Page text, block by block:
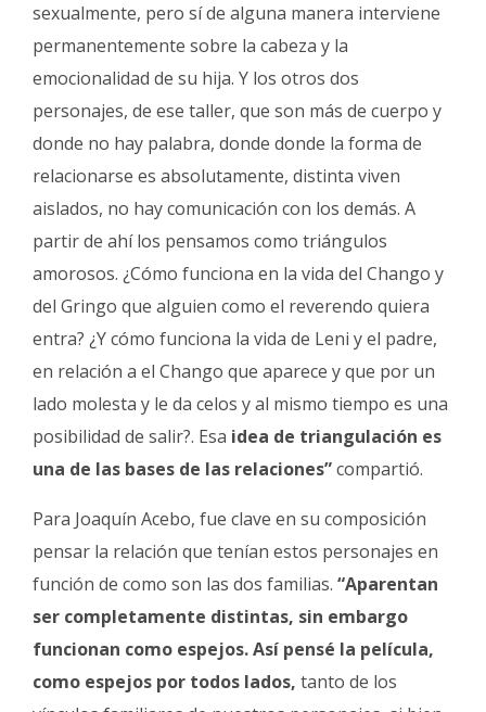
sexualmente, pero sí de alguna manera interviene
permanentemente sobre la cabeza y la
emocionalidad de su hija. Y los otros dos
personajes, de ese taller, que son más de cuerpo y
donde no hay palabra, donde donde la forma de
relacionarse es absolutamente, distinta viven
aislados, no hay comunicación con los demás. A
partir de ahí los pensamos como triángulos
amorosos. ¿Cómo funciona en la vida del Chango y
del Gringo que alguien como el reverendo quiera
entra? ¿Y cómo funciona la vida de Leni y el padre,
en relación a el Chango que aparece y que por un
lado molesta y le da celos y al mismo tiempo es una
posibilidad de salir?. Esa idea de triangulación es
una de las bases de las relaciones”compartió.
Para Joaquín Acebo, fue clave en su composición
pensar la relación que tenían estos personajes en
función de como son las dos familias. “Aparentan
ser completamente distintas, sin embargo
funcionan como espejos. Así pensé la película,
como espejos por todos lados, tanto de los